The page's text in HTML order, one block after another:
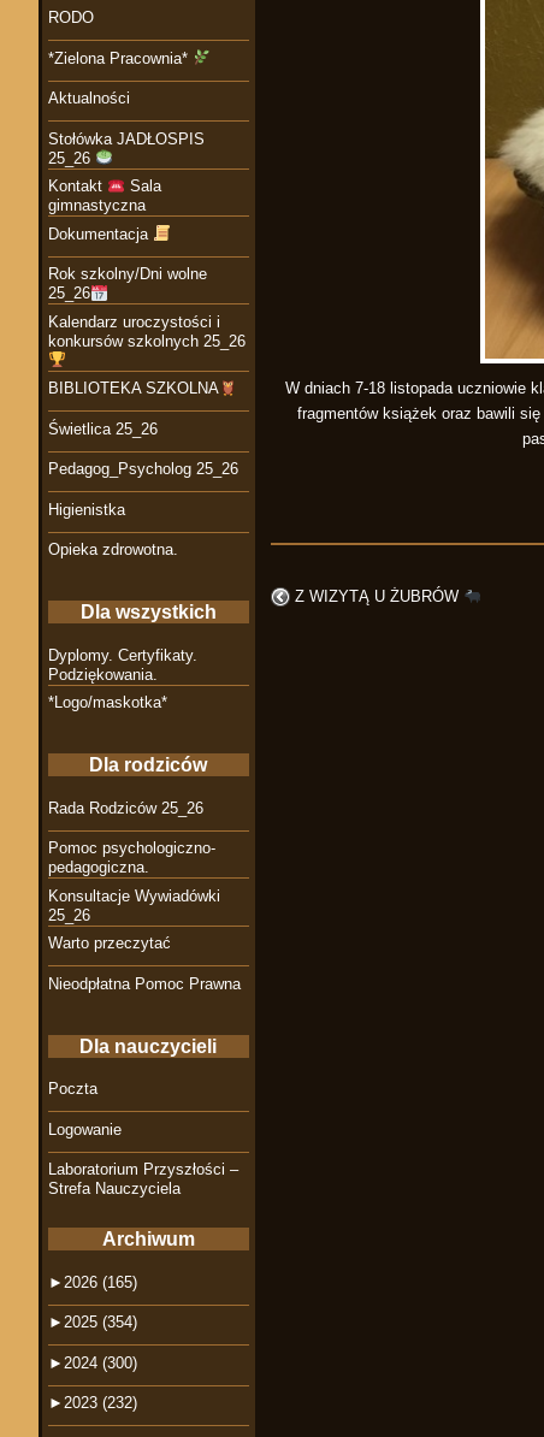
W dniach 7-18 listopada uczniowie
fragmentów książek oraz bawili
Z WIZYTĄ U ŻUBRÓW
RODO
*Zielona Pracownia*
Aktualności
Stołówka JADŁOSPIS
25_26
Kontakt
Sala
gimnastyczna
Dokumentacja
Rok szkolny/Dni wolne
25_26
Kalendarz uroczystości i
konkursów szkolnych 25_26
BIBLIOTEKA SZKOLNA
Świetlica 25_26
Pedagog_Psycholog 25_26
Higienistka
Opieka zdrowotna.
Dla wszystkich
Dyplomy. Certyfikaty.
Podziękowania.
*Logo/maskotka*
Dla rodziców
Rada Rodziców 25_26
Pomoc psychologiczno-
pedagogiczna.
Konsultacje Wywiadówki
25_26
Warto przeczytać
Nieodpłatna Pomoc Prawna
Dla nauczycieli
Poczta
Logowanie
Laboratorium Przyszłości –
Strefa Nauczyciela
Archiwum
► 2026 (165)
► 2025 (354)
► 2024 (300)
► 2023 (232)